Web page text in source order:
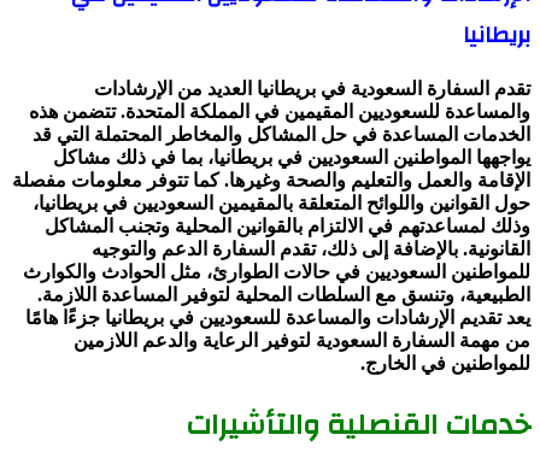
بريطانيا
تقدم السفارة السعودية في بريطانيا العديد من الإرشادات
والمساعدة للسعوديين المقيمين في المملكة المتحدة. تتضمن هذه
الخدمات المساعدة في حل المشاكل والمخاطر المحتملة التي قد
يواجهها المواطنين السعوديين في بريطانيا، بما في ذلك مشاكل
الإقامة والعمل والتعليم والصحة وغيرها. كما تتوفر معلومات مفصلة
حول القوانين واللوائح المتعلقة بالمقيمين السعوديين في بريطانيا،
وذلك لمساعدتهم في الالتزام بالقوانين المحلية وتجنب المشاكل
القانونية. بالإضافة إلى ذلك، تقدم السفارة الدعم والتوجيه
للمواطنين السعوديين في حالات الطوارئ، مثل الحوادث والكوارث
الطبيعية، وتنسق مع السلطات المحلية لتوفير المساعدة اللازمة.
يعد تقديم الإرشادات والمساعدة للسعوديين في بريطانيا جزءًا هامًا
من مهمة السفارة السعودية لتوفير الرعاية والدعم اللازمين
للمواطنين في الخارج.
خدمات القنصلية والتأشيرات